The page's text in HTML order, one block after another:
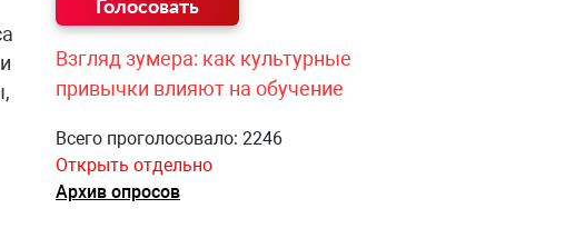
Взгляд зумера: как культурные
привычки влияют на обучение
Всего проголосовало: 2246
Открыть отдельно
Архив опросов